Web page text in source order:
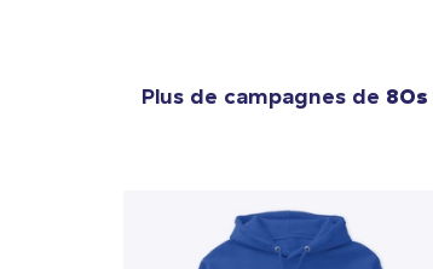
Plus de campagnes de 80s